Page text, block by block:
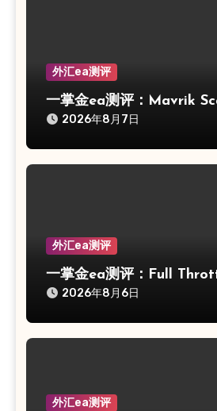
外汇ea测评
一掌金ea测评：Mavrik
2026年8月7日
外汇ea测评
一掌金ea测评：Full
2026年8月6日
外汇ea测评